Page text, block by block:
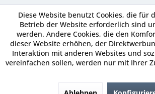
Diese Website benutzt Cookies, die für
Betrieb der Website erforderlich sind
werden. Andere Cookies, die den
dieser Website erhöhen, der
Interaktion mit anderen Websites und
vereinfachen sollen, werden nur mit Ihrer